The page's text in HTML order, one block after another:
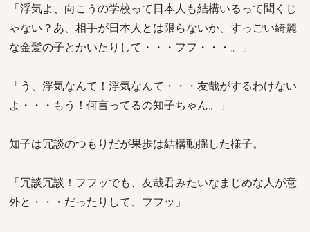
「浮気よ、向こうの学校って日本人も結構いるって聞くじ
ゃない？あ、相手が日本人とは限らないか、すっごい綺麗
な金髪の子とかいたりして・・・フフ・・・。」
「う、浮気なんて！浮気なんて・・・友哉がするわけない
よ・・・もう！何言ってるの知子ちゃん。」
知子は冗談のつもりだが果歩は結構動揺した様子。
「冗談冗談！フフッでも、友哉君みたいなまじめな人が意
外と・・・だったりして、フフッ」